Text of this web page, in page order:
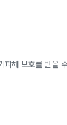
피해 보호를 받을